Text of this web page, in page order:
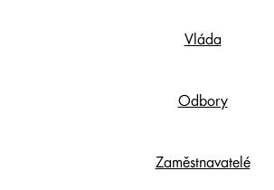
Vláda
Odbory
Zaměstnavatelé